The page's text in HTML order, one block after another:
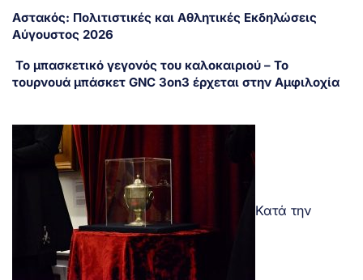
Αστακός: Πολιτιστικές και Αθλητικές Εκδηλώσεις
Αύγουστος 2026
Το μπασκετικό γεγονός του καλοκαιριού – Το
τουρνουά μπάσκετ GNC 3on3 έρχεται στην Αμφιλοχία
Κατά την